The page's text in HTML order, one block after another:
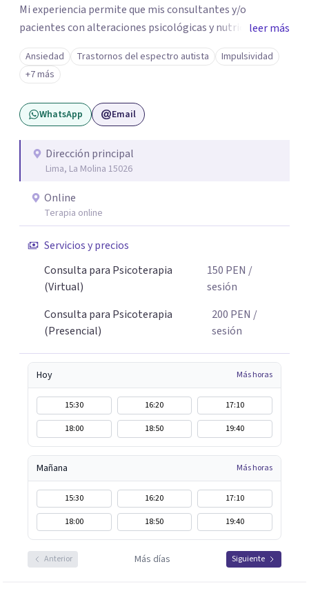
Mi experiencia permite que mis consultantes y/o
pacientes con alteraciones psicológicas y nutricionales
regresen al equilibrio emocional y físico deseado. Me
considero empática y me esfuerzo por establecer
relaciones terapéuticas efectivas, facilitando un espacio
seguro y acogedor para explorar los obstáculos que se
presenten y alcanzar las metas. Estoy aquí para
conocer tu historia y apoyarte en el proceso de cambio.
leer más
Ansiedad Trastornos del espectro autista
Impulsividad
+7 más
WhatsApp Email
Dirección principal
Lima, La Molina 15026
Online
Terapia online
Servicios y precios
Consulta para Psicoterapia
(Virtual)
150 PEN /
sesión
Consulta para Psicoterapia
(Presencial)
200 PEN /
sesión
Hoy Más horas
15:30 16:20
17:10
18:00
18:50 19:40
Mañana Más horas
15:30 16:20
17:10
18:00
18:50 19:40
Anterior Más días Siguiente